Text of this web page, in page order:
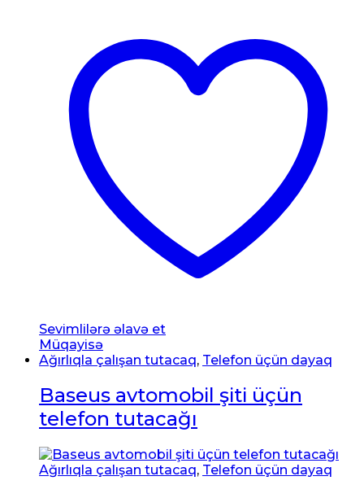
Sevimlilərə əlavə et
Müqayisə
Ağırlıqla çalışan tutacaq, Telefon üçün dayaq
Baseus avtomobil şiti üçün
telefon tutacağı
Ağırlıqla çalışan tutacaq, Telefon üçün dayaq